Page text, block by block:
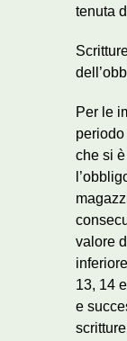
tenuta
Per le
periodo
che si
valore
13, 14
e